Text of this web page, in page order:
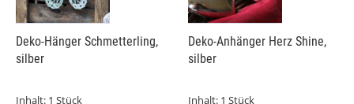
Deko-Hänger Schmetterling,
silber
Inhalt: 1 Stück
Deko-Anhänger Herz Shine,
silber
Inhalt: 1 Stück